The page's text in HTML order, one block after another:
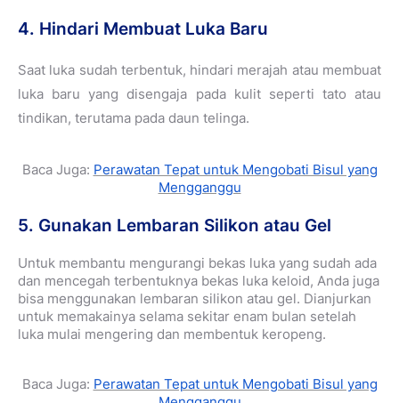
4. Hindari Membuat Luka Baru
Saat luka sudah terbentuk, hindari merajah atau membuat
luka baru yang disengaja pada kulit seperti tato atau
tindikan, terutama pada daun telinga.
Baca Juga: Perawatan Tepat untuk Mengobati Bisul yang
Mengganggu
5. Gunakan Lembaran Silikon atau Gel
Untuk membantu mengurangi bekas luka yang sudah ada
dan mencegah terbentuknya bekas luka keloid, Anda juga
bisa menggunakan lembaran silikon atau gel. Dianjurkan
untuk memakainya selama sekitar enam bulan setelah
luka mulai mengering dan membentuk keropeng.
Baca Juga: Perawatan Tepat untuk Mengobati Bisul yang